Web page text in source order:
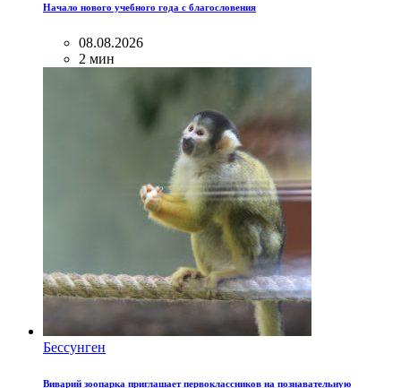
Начало нового учебного года с благословения
08.08.2026
2 мин
Бессунген
Виварий зоопарка приглашает первоклассников на познавательную